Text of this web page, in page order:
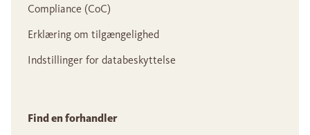
Compliance (CoC)
Erklæring om tilgængelighed
Indstillinger for databeskyttelse
Find en forhandler